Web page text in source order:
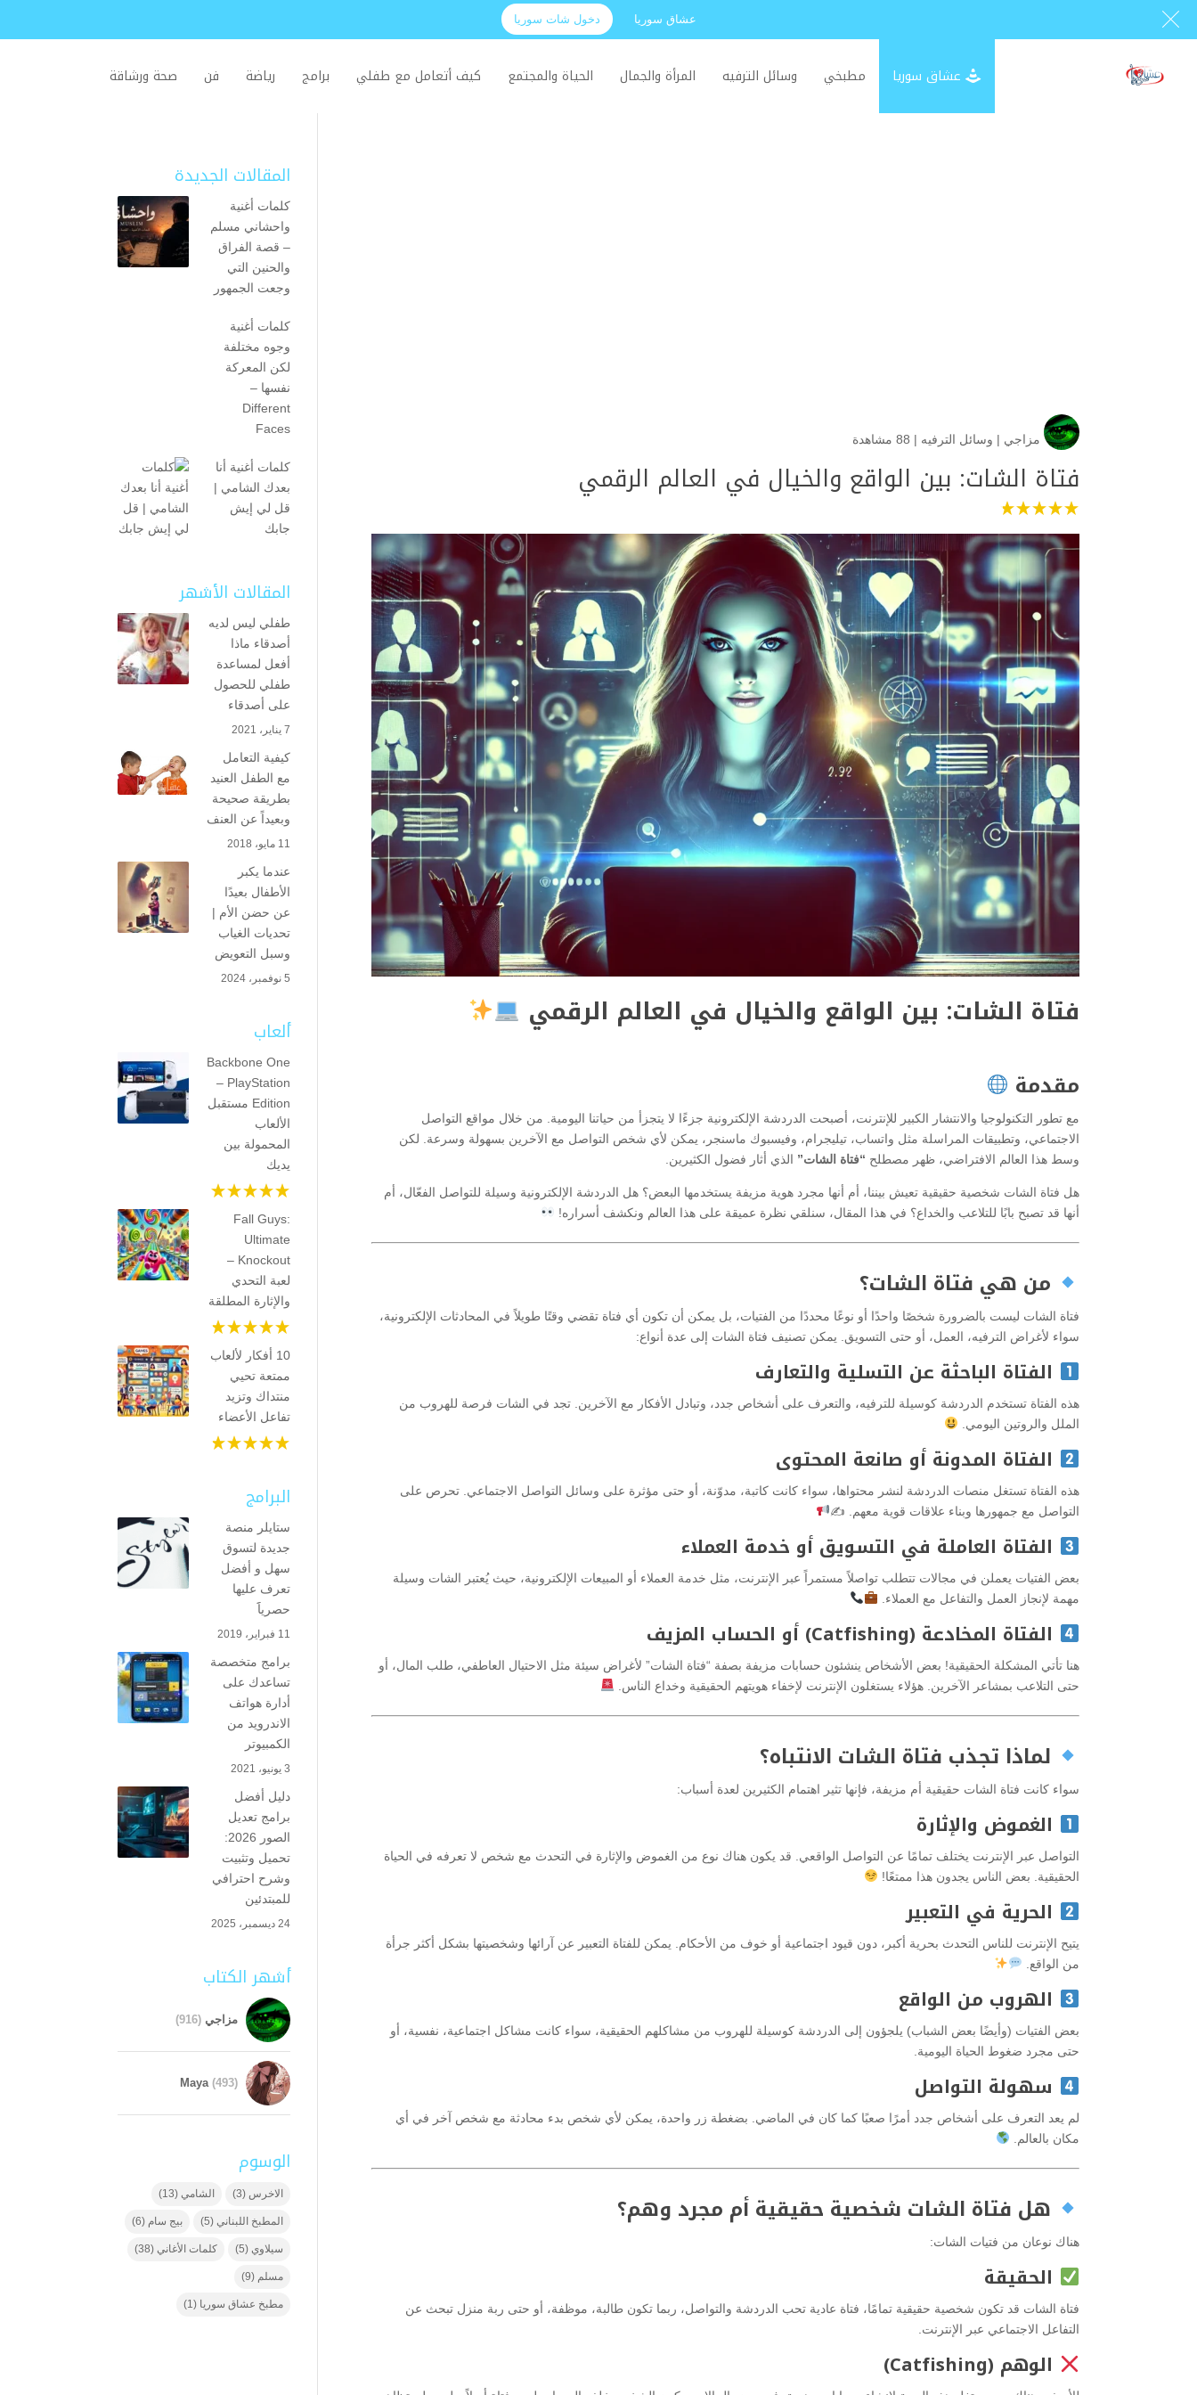
عشاق سوريا دخول شات سوريا
عشاق سوريا مطبخي وسائل الترفيه المرأة والجمال الحياة والمجتمع كيف أتعامل مع طفلي برامج رياضة فن صحة ورشاقة
مزاجي | وسائل الترفيه | 88 مشاهدة
فتاة الشات: بين الواقع والخيال في العالم الرقمي
فتاة الشات: بين الواقع والخيال في العالم الرقمي
مقدمة
مع تطور التكنولوجيا والانتشار الكبير للإنترنت، أصبحت الدردشة الإلكترونية جزءًا لا يتجزأ من حياتنا اليومية. من خلال مواقع التواصل
الاجتماعي، وتطبيقات المراسلة مثل واتساب، تيليجرام، وفيسبوك ماسنجر، يمكن لأي شخص التواصل مع الآخرين بسهولة وسرعة. لكن
وسط هذا العالم الافتراضي، ظهر مصطلح “فتاة الشات” الذي أثار فضول الكثيرين.
هل فتاة الشات شخصية حقيقية تعيش بيننا، أم أنها مجرد هوية مزيفة يستخدمها البعض؟ هل الدردشة الإلكترونية وسيلة للتواصل الفعّال، أم
أنها قد تصبح بابًا للتلاعب والخداع؟ في هذا المقال، سنلقي نظرة عميقة على هذا العالم ونكشف أسراره!
من هي فتاة الشات؟
فتاة الشات ليست بالضرورة شخصًا واحدًا أو نوعًا محددًا من الفتيات، بل يمكن أن تكون أي فتاة تقضي وقتًا طويلاً في المحادثات الإلكترونية،
سواء لأغراض الترفيه، العمل، أو حتى التسويق. يمكن تصنيف فتاة الشات إلى عدة أنواع:
الفتاة الباحثة عن التسلية والتعارف
هذه الفتاة تستخدم الدردشة كوسيلة للترفيه، والتعرف على أشخاص جدد، وتبادل الأفكار مع الآخرين. تجد في الشات فرصة للهروب من
الملل والروتين اليومي.
الفتاة المدونة أو صانعة المحتوى
هذه الفتاة تستغل منصات الدردشة لنشر محتواها، سواء كانت كاتبة، مدوّنة، أو حتى مؤثرة على وسائل التواصل الاجتماعي. تحرص على
التواصل مع جمهورها وبناء علاقات قوية معهم. ✍
الفتاة العاملة في التسويق أو خدمة العملاء
بعض الفتيات يعملن في مجالات تتطلب تواصلاً مستمراً عبر الإنترنت، مثل خدمة العملاء أو المبيعات الإلكترونية، حيث يُعتبر الشات وسيلة
مهمة لإنجاز العمل والتفاعل مع العملاء.
الفتاة المخادعة (Catfishing) أو الحساب المزيف
هنا تأتي المشكلة الحقيقية! بعض الأشخاص ينشئون حسابات مزيفة بصفة “فتاة الشات” لأغراض سيئة مثل الاحتيال العاطفي، طلب المال، أو
حتى التلاعب بمشاعر الآخرين. هؤلاء يستغلون الإنترنت لإخفاء هويتهم الحقيقية وخداع الناس.
لماذا تجذب فتاة الشات الانتباه؟
سواء كانت فتاة الشات حقيقية أم مزيفة، فإنها تثير اهتمام الكثيرين لعدة أسباب:
الغموض والإثارة
التواصل عبر الإنترنت يختلف تمامًا عن التواصل الواقعي. قد يكون هناك نوع من الغموض والإثارة في التحدث مع شخص لا تعرفه في الحياة
الحقيقية. بعض الناس يجدون هذا ممتعًا!
الحرية في التعبير
يتيح الإنترنت للناس التحدث بحرية أكبر، دون قيود اجتماعية أو خوف من الأحكام. يمكن للفتاة التعبير عن آرائها وشخصيتها بشكل أكثر جرأة
من الواقع.
الهروب من الواقع
بعض الفتيات (وأيضًا بعض الشباب) يلجؤون إلى الدردشة كوسيلة للهروب من مشاكلهم الحقيقية، سواء كانت مشاكل اجتماعية، نفسية، أو
حتى مجرد ضغوط الحياة اليومية.
سهولة التواصل
لم يعد التعرف على أشخاص جدد أمرًا صعبًا كما كان في الماضي. بضغطة زر واحدة، يمكن لأي شخص بدء محادثة مع شخص آخر في أي
مكان بالعالم.
هل فتاة الشات شخصية حقيقية أم مجرد وهم؟
هناك نوعان من فتيات الشات:
الحقيقة
فتاة الشات قد تكون شخصية حقيقية تمامًا، فتاة عادية تحب الدردشة والتواصل، ربما تكون طالبة، موظفة، أو حتى ربة منزل تبحث عن
التفاعل الاجتماعي عبر الإنترنت.
الوهم (Catfishing)
المقالات الجديدة
كلمات أغنية
واحشاني مسلم
– قصة الفراق
والحنين التي
وجعت الجمهور
كلمات أغنية
وجوه مختلفة
لكن المعركة
نفسها –
Different
Faces
كلمات أغنية أنا
بعدك الشامي |
قل لي إيش
جابك
المقالات الأشهر
طفلي ليس لديه
أصدقاء ماذا
أفعل لمساعدة
طفلي للحصول
على أصدقاء
7 يناير، 2021
كيفية التعامل
مع الطفل العنيد
بطريقة صحيحة
وبعيداً عن العنف
11 مايو، 2018
عندما يكبر
الأطفال بعيدًا
عن حضن الأم |
تحديات الغياب
وسبل التعويض
5 نوفمبر، 2024
ألعاب
Backbone One
– PlayStation
Edition مستقبل
الألعاب
المحمولة بين
يديك
Fall Guys:
Ultimate
Knockout –
لعبة التحدي
والإثارة المطلقة
10 أفكار لألعاب
ممتعة تحيي
منتداك وتزيد
تفاعل الأعضاء
البرامج
ستايلر منصة
جديدة لتسوق
سهل و أفضل
تعرف عليها
حصرياََ
11 فبراير، 2019
برامج متخصصة
تساعدك على
أدارة هواتف
الاندرويد من
الكمبيوتر
3 يونيو، 2021
دليل أفضل
برامج تعديل
الصور 2026:
تحميل وتثبيت
وشرح احترافي
للمبتدئين
24 ديسمبر، 2025
أشهر الكتاب
مزاجي (916)
Maya (493)
الوسوم
الاخرس (3) الشامي (13)
المطبخ اللبناني (5) بيج سام (6)
سيلاوي (5) كلمات الأغاني (38)
مسلم (9)
مطبخ عشاق سوريا (1)